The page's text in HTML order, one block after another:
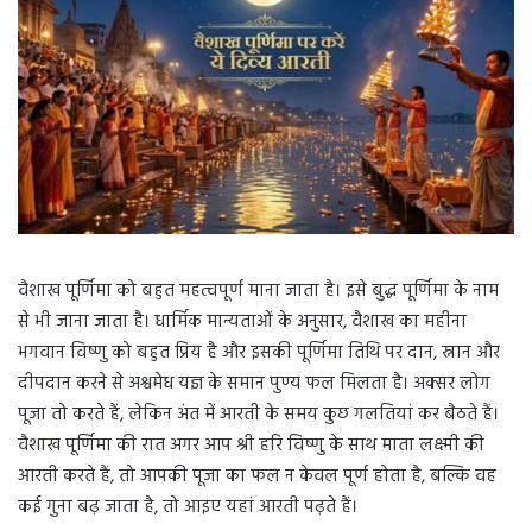
वैशाख पूर्णिमा को बहुत महत्वपूर्ण माना जाता है। इसे बुद्ध पूर्णिमा के नाम
से भी जाना जाता है। धार्मिक मान्यताओं के अनुसार, वैशाख का महीना
भगवान विष्णु को बहुत प्रिय है और इसकी पूर्णिमा तिथि पर दान, स्नान और
दीपदान करने से अश्वमेध यज्ञ के समान पुण्य फल मिलता है। अक्सर लोग
पूजा तो करते हैं, लेकिन अंत में आरती के समय कुछ गलतियां कर बैठते हैं।
वैशाख पूर्णिमा की रात अगर आप श्री हरि विष्णु के साथ माता लक्ष्मी की
आरती करते हैं, तो आपकी पूजा का फल न केवल पूर्ण होता है, बल्कि वह
कई गुना बढ़ जाता है, तो आइए यहां आरती पढ़ते हैं।